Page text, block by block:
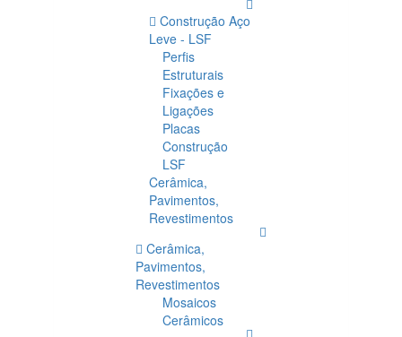
Construção Aço
Leve - LSF
Perfis
Estruturais
Fixações e
Ligações
Placas
Construção
LSF
Cerâmica,
Pavimentos,
Revestimentos
Cerâmica,
Pavimentos,
Revestimentos
Mosaicos
Cerâmicos